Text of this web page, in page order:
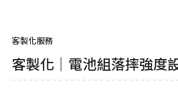
客製化服務
客製化｜電池組落摔強度